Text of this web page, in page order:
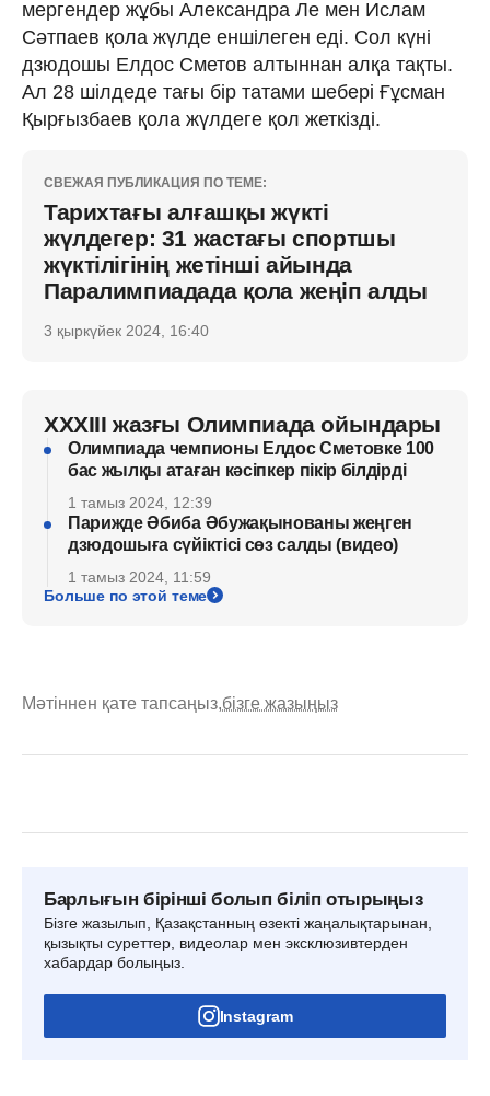
мергендер жұбы Александра Ле мен Ислам
Сәтпаев қола жүлде еншілеген еді. Сол күні
дзюдошы Елдос Сметов алтыннан алқа тақты.
Ал 28 шілдеде тағы бір татами шебері Ғұсман
Қырғызбаев қола жүлдеге қол жеткізді.
СВЕЖАЯ ПУБЛИКАЦИЯ ПО ТЕМЕ:
Тарихтағы алғашқы жүкті
жүлдегер: 31 жастағы спортшы
жүктілігінің жетінші айында
Паралимпиадада қола жеңіп алды
3 қыркүйек 2024, 16:40
XXXIII жазғы Олимпиада ойындары
Олимпиада чемпионы Елдос Сметовке 100
бас жылқы атаған кәсіпкер пікір білдірді
1 тамыз 2024, 12:39
Парижде Әбиба Әбужақынованы жеңген
дзюдошыға сүйіктісі cөз салды (видео)
1 тамыз 2024, 11:59
Больше по этой теме
Мәтіннен қате тапсаңыз,бізге жазыңыз
Барлығын бірінші болып біліп отырыңыз
Бізге жазылып, Қазақстанның өзекті жаңалықтарынан,
қызықты суреттер, видеолар мен эксклюзивтерден
хабардар болыңыз.
Instagram